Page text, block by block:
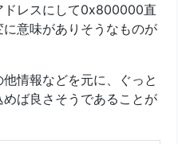
ドレスにして0x800000直
意味がありそうなものが
情報などを元に、ぐっと
ば良さそうであることが